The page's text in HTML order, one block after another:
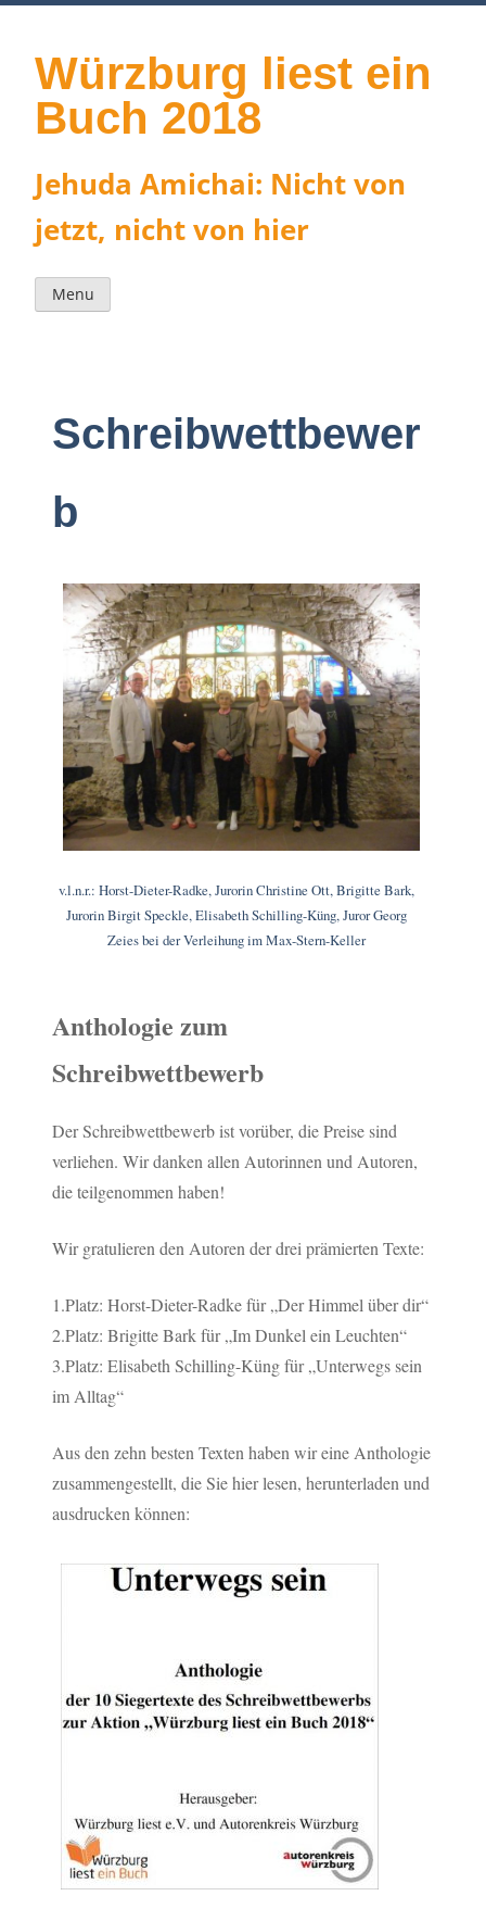
Skip
Würzburg liest ein
Buch 2018
Jehuda Amichai: Nicht von
jetzt, nicht von hier
Menu
Schreibwettbewer
b
v.l.n.r.: Horst-Dieter-Radke, Jurorin Christine Ott, Brigitte Bark,
Jurorin Birgit Speckle, Elisabeth Schilling-Küng, Juror Georg
Zeies bei der Verleihung im Max-Stern-Keller
Anthologie zum
Schreibwettbewerb
Der Schreibwettbewerb ist vorüber, die Preise sind
verliehen. Wir danken allen Autorinnen und Autoren,
die teilgenommen haben!
Wir gratulieren den Autoren der drei prämierten Texte:
1.Platz: Horst-Dieter-Radke für „Der Himmel über dir“
2.Platz: Brigitte Bark für „Im Dunkel ein Leuchten“
3.Platz: Elisabeth Schilling-Küng für „Unterwegs sein
im Alltag“
Aus den zehn besten Texten haben wir eine Anthologie
zusammengestellt, die Sie hier lesen, herunterladen und
ausdrucken können: